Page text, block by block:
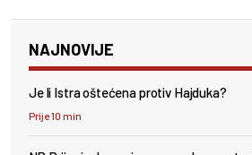
NAJNOVIJE
Je li Istra oštećena protiv Hajduka?
Prije 10 min